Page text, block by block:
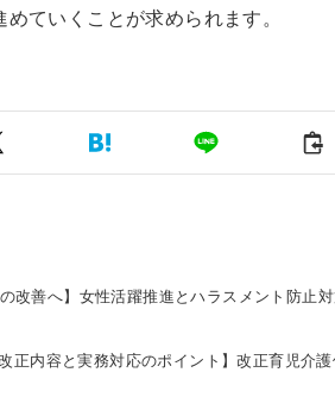
ていくことが求められます。
改善へ】女性活躍推進とハラスメント防止
改正内容と実務対応のポイント】改正育児介